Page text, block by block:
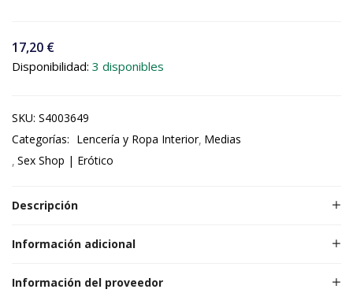
17,20 €
Disponibilidad: 3 disponibles
SKU: S4003649
Categorías: Lencería y Ropa Interior Medias
Sex Shop | Erótico
Descripción
Información adicional
Información del proveedor